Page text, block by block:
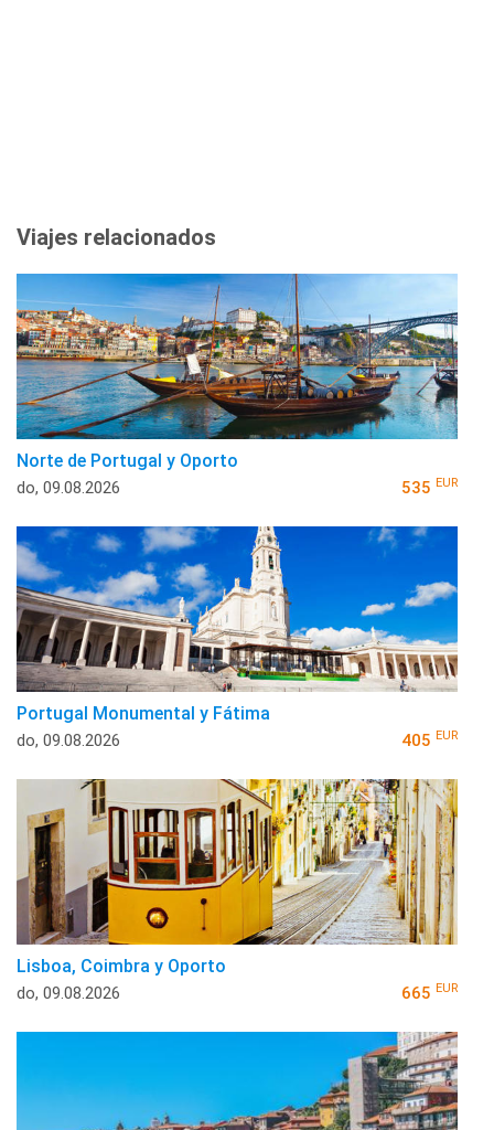
Viajes relacionados
Norte de Portugal y Oporto
do, 09.08.2026 535 EUR
Portugal Monumental y Fátima
do, 09.08.2026 405 EUR
Lisboa, Coimbra y Oporto
do, 09.08.2026 665 EUR